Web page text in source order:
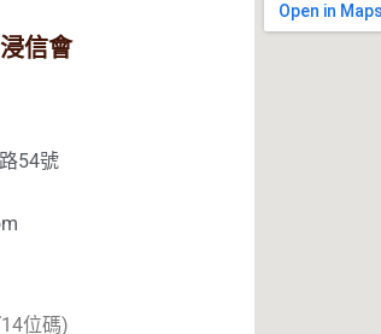
信會
54號
位碼)